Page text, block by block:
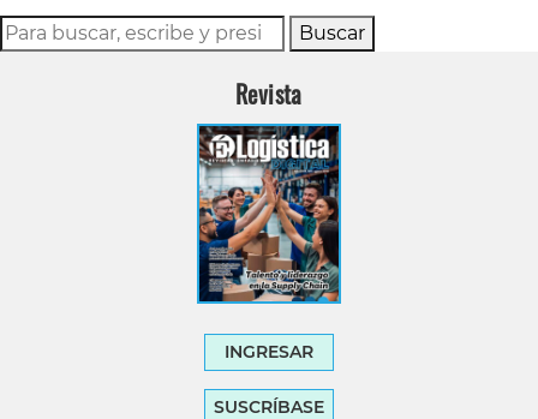
Buscar
Revista
INGRESAR
SUSCRÍBASE